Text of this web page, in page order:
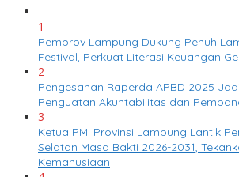
1
Pemprov Lampung Dukung Penuh
Festival, Perkuat Literasi Keuangan
2
Pengesahan Raperda APBD 2025
Penguatan Akuntabilitas dan
3
Ketua PMI Provinsi Lampung Lantik
Selatan Masa Bakti 2026-2031,
Kemanusiaan